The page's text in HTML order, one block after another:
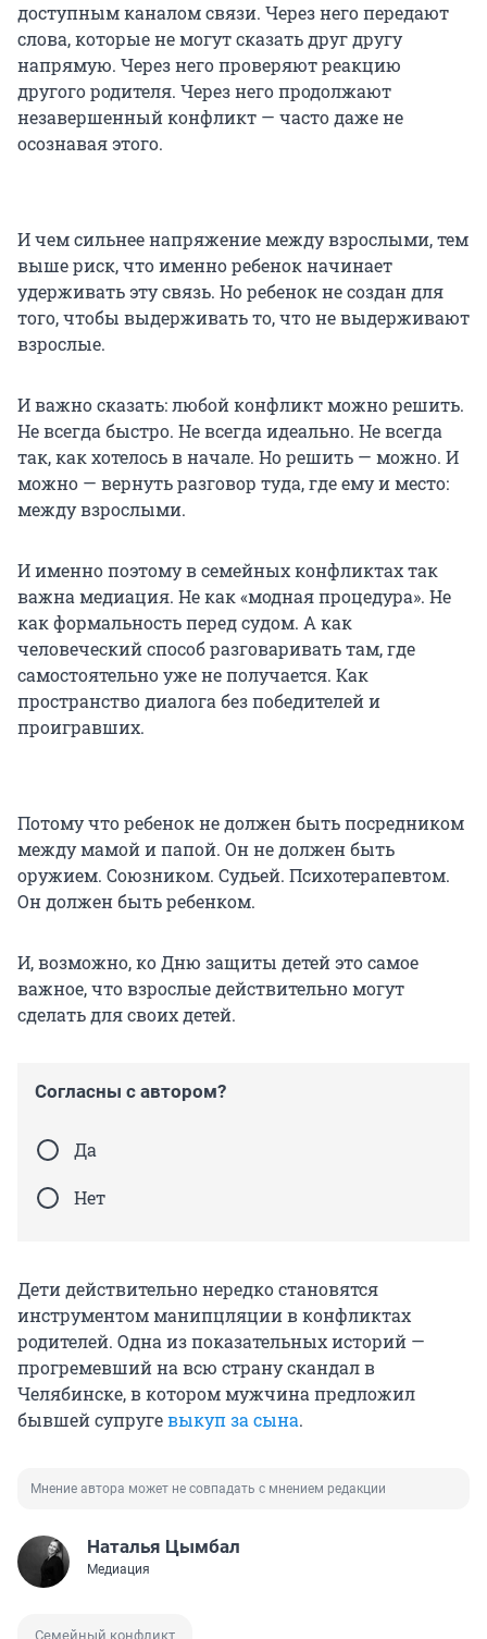
доступным каналом связи. Через него передают
слова, которые не могут сказать друг другу
напрямую. Через него проверяют реакцию
другого родителя. Через него продолжают
незавершенный конфликт — часто даже не
осознавая этого.
И чем сильнее напряжение между взрослыми, тем
выше риск, что именно ребенок начинает
удерживать эту связь. Но ребенок не создан для
того, чтобы выдерживать то, что не выдерживают
взрослые.
И важно сказать: любой конфликт можно решить.
Не всегда быстро. Не всегда идеально. Не всегда
так, как хотелось в начале. Но решить — можно. И
можно — вернуть разговор туда, где ему и место:
между взрослыми.
И именно поэтому в семейных конфликтах так
важна медиация. Не как «модная процедура». Не
как формальность перед судом. А как
человеческий способ разговаривать там, где
самостоятельно уже не получается. Как
пространство диалога без победителей и
проигравших.
Потому что ребенок не должен быть посредником
между мамой и папой. Он не должен быть
оружием. Союзником. Судьей. Психотерапевтом.
Он должен быть ребенком.
И, возможно, ко Дню защиты детей это самое
важное, что взрослые действительно могут
сделать для своих детей.
Согласны с автором?
Да
Нет
Дети действительно нередко становятся
инструментом манипцляции в конфликтах
родителей. Одна из показательных историй —
прогремевший на всю страну скандал в
Челябинске, в котором мужчина предложил
бывшей супругевыкуп за сына.
Мнение автора может не совпадать с мнением редакции
Наталья Цымбал
Медиация
Семейный конфликт